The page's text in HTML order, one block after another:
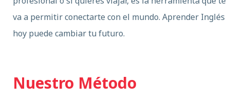
va a permitir conectarte con el mundo. Aprender Inglés
hoy puede cambiar tu futuro.
Nuestro Método